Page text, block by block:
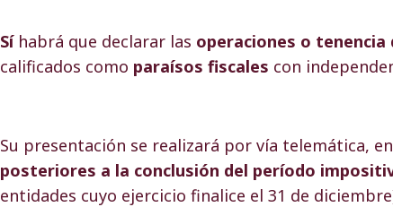
Sí habrá que declarar las operaciones o tenencia
calificados como paraísos fiscales con
Su presentación se realizará por vía telemática,
posteriores a la conclusión del período
entidades cuyo ejercicio finalice el 31 de